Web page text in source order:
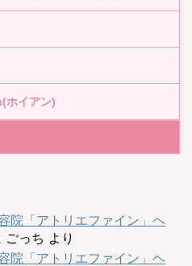
ホイアン)
院「アトリエファイン」ヘ
ごっち より
院「アトリエファイン」ヘ